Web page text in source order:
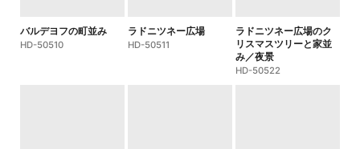
バルデヨフの町並み
HD-50510
ラドニツネー広場
HD-50511
ラドニツネー広場のク
リスマスツリーと家並
み／夜景
HD-50522